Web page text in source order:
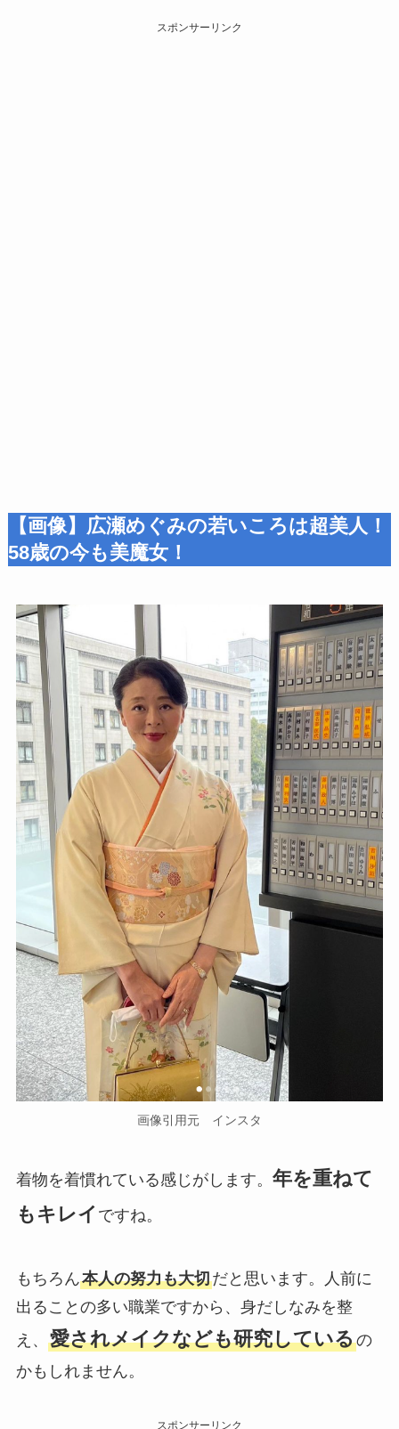
スポンサーリンク
【画像】広瀬めぐみの若いころは超美人！
58歳の今も美魔女！
画像引用元 インスタ
着物を着慣れている感じがします。 年を重ねて
もキレイ ですね。
もちろん本人の努力も大切だと思います。人前に
出ることの多い職業ですから、身だしなみを整
え、 愛されメイクなども研究しているの
かもしれません。
スポンサーリンク